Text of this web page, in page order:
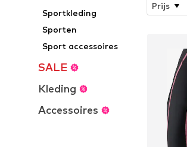
Sportkleding
Sporten
Sport accessoires
SALE
Kleding
Accessoires
Prijs